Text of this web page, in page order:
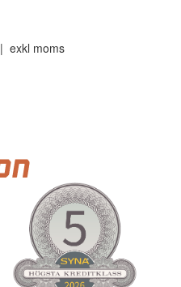
| exkl moms